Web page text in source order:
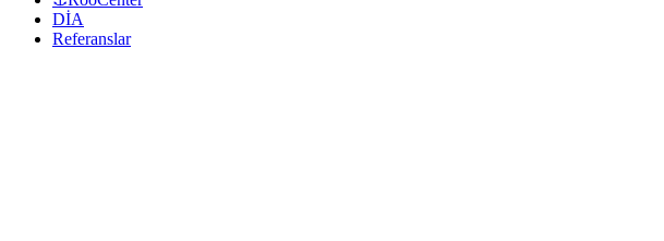
DİA
Referanslar